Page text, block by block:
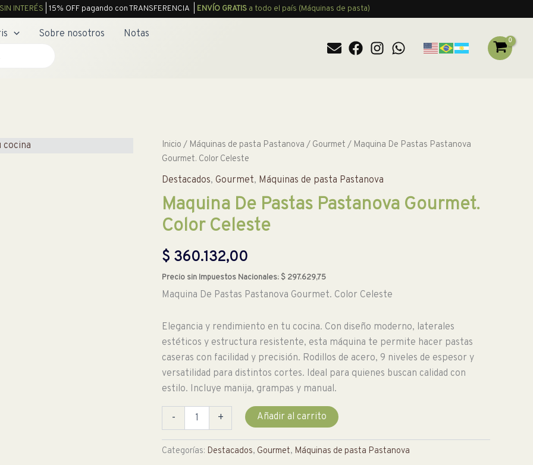
INTERÉS | 15% OFF pagando con TRANSFERENCIA | ENVÍO GRATISa todo el país (Máquinas de pasta)
Sobre nosotros Notas
Inicio / Máquinas de pasta Pastanova / Gourmet / Maquina De Pastas Pastanova
Gourmet. Color Celeste
Destacados, Gourmet, Máquinas de pasta Pastanova
Maquina De Pastas Pastanova Gourmet.
Color Celeste
$ 360.132,00
Precio sin Impuestos Nacionales: $ 297.629,75
Maquina De Pastas Pastanova Gourmet. Color Celeste
Elegancia y rendimiento en tu cocina. Con diseño moderno, laterales
estéticos y estructura resistente, esta máquina te permite hacer pastas
caseras con facilidad y precisión. Rodillos de acero, 9 niveles de espesor y
versatilidad para distintos cortes. Ideal para quienes buscan calidad con
estilo. Incluye manija, grampas y manual.
-
Pastanova
+ Añadir al carrito
Categorías: Destacados, Gourmet, Máquinas de pasta Pastanova